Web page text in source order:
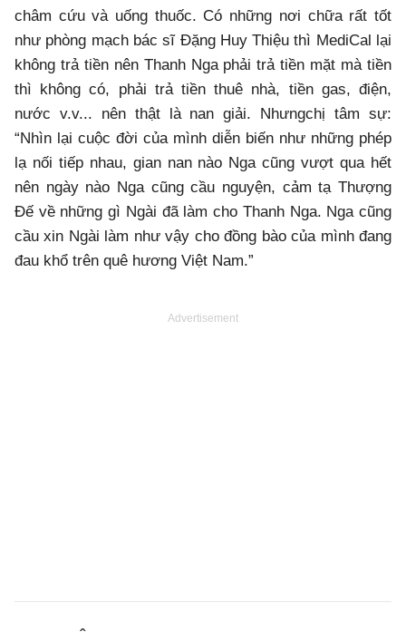
châm cứu và uống thuốc. Có những nơi chữa rất tốt
như phòng mạch bác sĩ Đặng Huy Thiệu thì MediCal lại
không trả tiền nên Thanh Nga phải trả tiền mặt mà tiền
thì không có, phải trả tiền thuê nhà, tiền gas, điện,
nước v.v... nên thật là nan giải. Nhưngchị tâm sự:
“Nhìn lại cuộc đời của mình diễn biến như những phép
lạ nối tiếp nhau, gian nan nào Nga cũng vượt qua hết
nên ngày nào Nga cũng cầu nguyện, cảm tạ Thượng
Đế về những gì Ngài đã làm cho Thanh Nga. Nga cũng
cầu xin Ngài làm như vậy cho đồng bào của mình đang
đau khổ trên quê hương Việt Nam.”
Advertisement